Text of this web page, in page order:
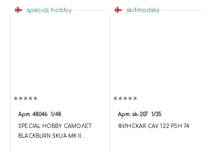
special hobby
Арт. 48046 1/48
SPECIAL HOBBY САМОЛЕТ
BLACKBURN SKUA MK.II
skifmodels
Арт. sk-207 1/35
ФИНСКАЯ САУ 122 PSH 74